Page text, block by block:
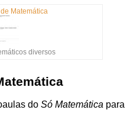
Matemática
diversos
do Só Matemática para